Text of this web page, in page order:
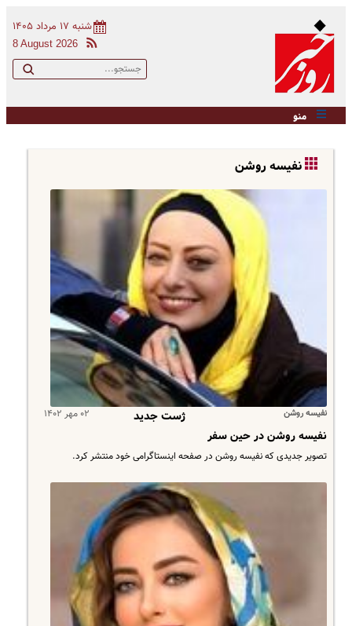
شنبه ۱۷ مرداد ۱۴۰۵
8 August 2026
منو
نفیسه روشن
نفیسه روشن ۰۲ مهر ۱۴۰۲
ژست جدید
نفیسه روشن در حین سفر
تصویر جدیدی که نفیسه روشن در صفحه اینستاگرامی خود منتشر کرد.